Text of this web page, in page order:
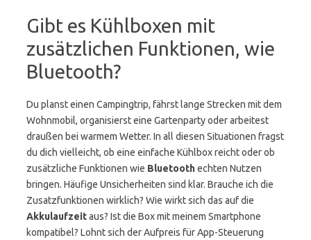
Gibt es Kühlboxen mit
zusätzlichen Funktionen, wie
Bluetooth?
Du planst einen Campingtrip, fährst lange Strecken mit dem
Wohnmobil, organisierst eine Gartenparty oder arbeitest
draußen bei warmem Wetter. In all diesen Situationen fragst
du dich vielleicht, ob eine einfache Kühlbox reicht oder ob
zusätzliche Funktionen wie Bluetoothechten Nutzen
bringen. Häufige Unsicherheiten sind klar. Brauche ich die
Zusatzfunktionen wirklich? Wie wirkt sich das auf die
Akkulaufzeitaus? Ist die Box mit meinem Smartphone
kompatibel? Lohnt sich der Aufpreis für App-Steuerung